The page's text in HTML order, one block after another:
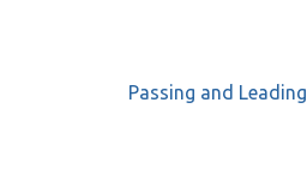
Passing and Leading